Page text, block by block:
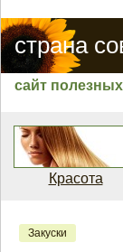
страна
сайт
Красота
Закуски